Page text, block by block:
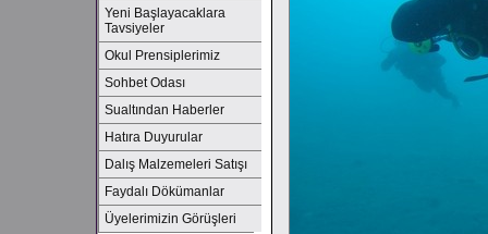
Yeni Başlayacaklara
Tavsiyeler
Okul Prensiplerimiz
Sohbet Odası
Sualtından Haberler
Hatıra Duyurular
Dalış Malzemeleri Satışı
Faydalı Dökümanlar
Üyelerimizin Görüşleri